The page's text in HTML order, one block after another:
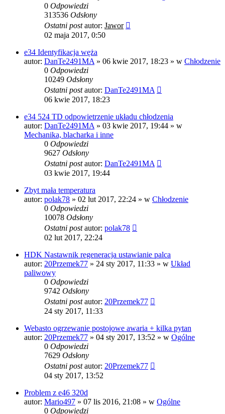
0 Odpowiedzi
313536 Odsłony
Ostatni postautor: Jawor
02 maja 2017, 0:50
e34 Identyfikacja węża
autor: DanTe2491MA » 06 kwie 2017, 18:23 » w Chłodzenie
0 Odpowiedzi
10249 Odsłony
Ostatni postautor: DanTe2491MA
06 kwie 2017, 18:23
e34 524 TD odpowietrzenie układu chłodzenia
autor: DanTe2491MA » 03 kwie 2017, 19:44 » w
Mechanika, blacharka i inne
0 Odpowiedzi
9627 Odsłony
Ostatni postautor: DanTe2491MA
03 kwie 2017, 19:44
Zbyt mała temperatura
autor: polak78 » 02 lut 2017, 22:24 » w Chłodzenie
0 Odpowiedzi
10078 Odsłony
Ostatni postautor: polak78
02 lut 2017, 22:24
HDK Nastawnik regeneracja ustawianie palca
autor: 20Przemek77 » 24 sty 2017, 11:33 » w Układ
paliwowy
0 Odpowiedzi
9742 Odsłony
Ostatni postautor: 20Przemek77
24 sty 2017, 11:33
Webasto ogrzewanie postojowe awaria + kilka pytan
autor: 20Przemek77 » 04 sty 2017, 13:52 » w Ogólne
0 Odpowiedzi
7629 Odsłony
Ostatni postautor: 20Przemek77
04 sty 2017, 13:52
Problem z e46 320d
autor: Mario497 » 07 lis 2016, 21:08 » w Ogólne
0 Odpowiedzi